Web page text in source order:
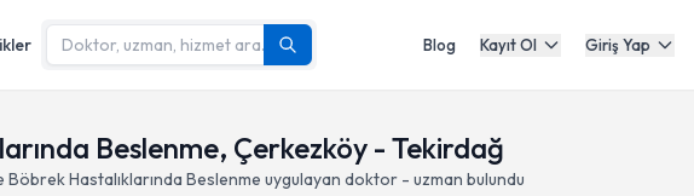
Blog Kayıt Ol Giriş Yap
Beslenme, Çerkezköy - Tekirdağ
Hastalıklarında Beslenme uygulayan doktor - uzman bulundu